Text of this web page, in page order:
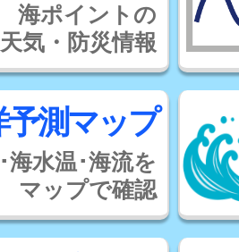
海ポイントの
天気・防災情報
予測マップ
海水温･海流を
マップで確認